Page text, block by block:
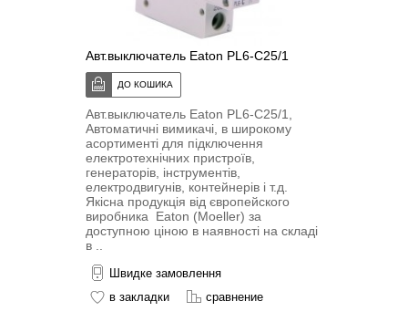
Авт.выключатель Eaton PL6-C25/1
Авт.выключатель Eaton PL6-C25/1,
Автоматичні вимикачі, в широкому
асортименті для підключення
електротехнічних пристроїв,
генераторів, інструментів,
електродвигунів, контейнерів і т.д.
Якісна продукція від європейского
виробника Eaton (Moeller) за
доступною ціною в наявності на складі
в ..
Швидке замовлення
в закладки
сравнение